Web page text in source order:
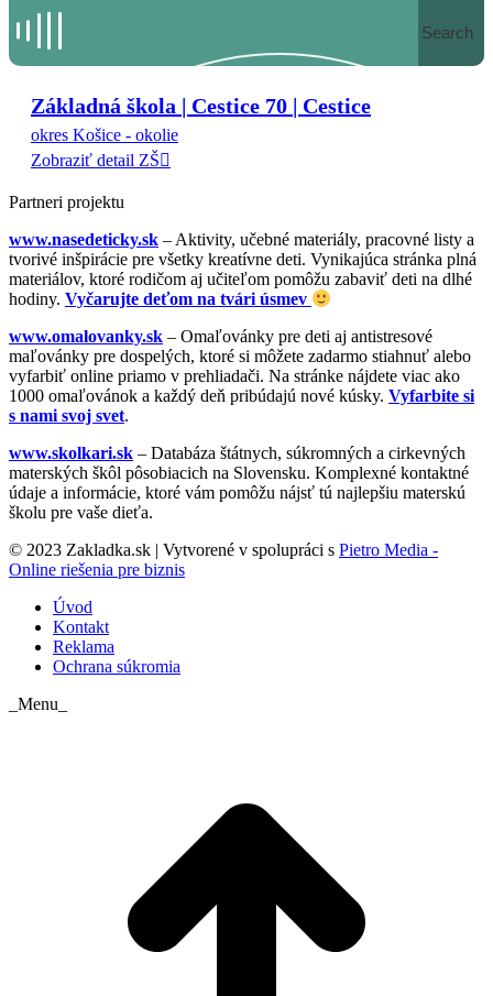
Search
Základná škola | Cestice 70 | Cestice
okres Košice - okolie
Zobraziť detail ZŠ
Partneri projektu
www.nasedeticky.sk – Aktivity, učebné materiály, pracovné listy a
tvorivé inšpirácie pre všetky kreatívne deti. Vynikajúca stránka plná
materiálov, ktoré rodičom aj učiteľom pomôžu zabaviť deti na dlhé
hodiny. Vyčarujte deťom na tvári úsmev
www.omalovanky.sk – Omaľovánky pre deti aj antistresové
maľovánky pre dospelých, ktoré si môžete zadarmo stiahnuť alebo
vyfarbiť online priamo v prehliadači. Na stránke nájdete viac ako
1000 omaľovánok a každý deň pribúdajú nové kúsky. Vyfarbite si
s nami svoj svet.
www.skolkari.sk – Databáza štátnych, súkromných a cirkevných
materských škôl pôsobiacich na Slovensku. Komplexné kontaktné
údaje a informácie, ktoré vám pomôžu nájsť tú najlepšiu materskú
školu pre vaše dieťa.
© 2023 Zakladka.sk | Vytvorené v spolupráci s Pietro Media -
Online riešenia pre biznis
Úvod
Kontakt
Reklama
Ochrana súkromia
_Menu_